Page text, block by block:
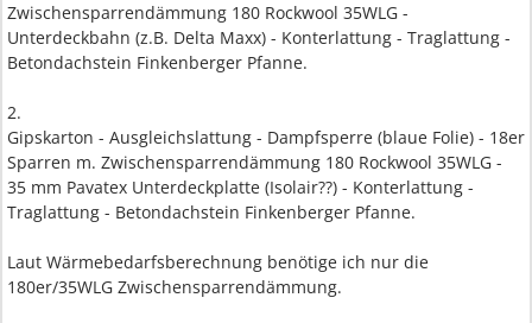
Zwischensparrendämmung 180 Rockwool 35WLG -
Unterdeckbahn (z.B. Delta Maxx) - Konterlattung - Traglattung -
Betondachstein Finkenberger Pfanne.
2.
Gipskarton - Ausgleichslattung - Dampfsperre (blaue Folie) - 18er
Sparren m. Zwischensparrendämmung 180 Rockwool 35WLG -
35 mm Pavatex Unterdeckplatte (Isolair??) - Konterlattung -
Traglattung - Betondachstein Finkenberger Pfanne.
Laut Wärmebedarfsberechnung benötige ich nur die
180er/35WLG Zwischensparrendämmung.